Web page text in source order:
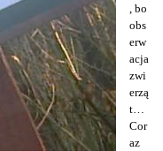
, bo
obs
erw
acja
zwi
erzą
t…
Cor
az